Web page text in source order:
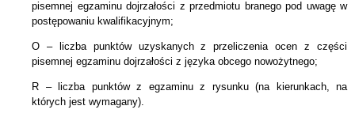
pisemnej egzaminu dojrzałości z przedmiotu branego pod uwagę w
postępowaniu kwalifikacyjnym;
O – liczba punktów uzyskanych z przeliczenia ocen z części
pisemnej egzaminu dojrzałości z języka obcego nowożytnego;
R – liczba punktów z egzaminu z rysunku (na kierunkach, na
których jest wymagany).